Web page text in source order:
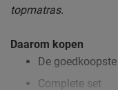
topmatras.
Daarom kopen
De
Complete set